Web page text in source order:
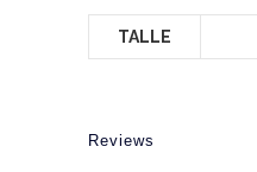
TALLE
Reviews